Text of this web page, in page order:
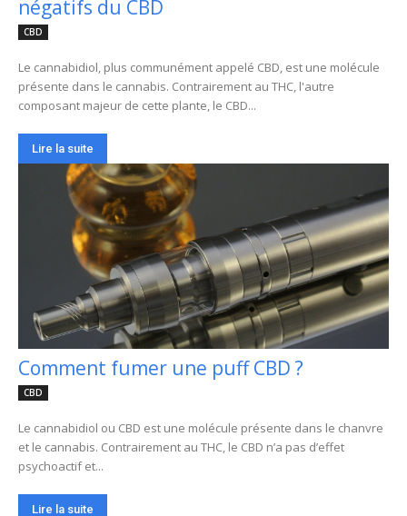
négatifs du CBD
CBD
Le cannabidiol, plus communément appelé CBD, est une molécule
présente dans le cannabis. Contrairement au THC, l'autre
composant majeur de cette plante, le CBD...
Lire la suite
Comment fumer une puff CBD ?
CBD
Le cannabidiol ou CBD est une molécule présente dans le chanvre
et le cannabis. Contrairement au THC, le CBD n’a pas d’effet
psychoactif et...
Lire la suite